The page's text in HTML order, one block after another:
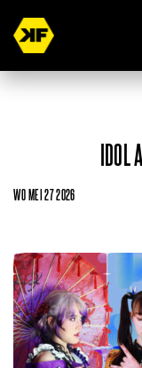
WO MEI 27 2026